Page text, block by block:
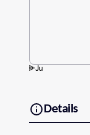
Details